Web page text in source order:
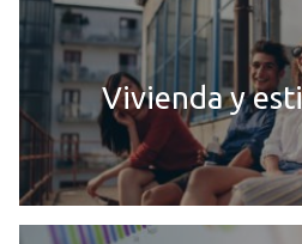
Vivienda y